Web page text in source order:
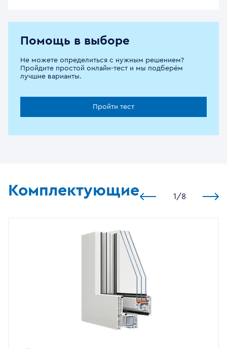
Помощь в выборе
Не можете определиться с нужным решением?
Пройдите простой онлайн-тест и мы подберём
лучшие варианты.
Пройти тест
Комплектующие 1 /8